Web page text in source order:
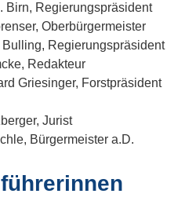
Birn, Regierungspräsident
Oberbürgermeister
Bulling, Regierungspräsident
Redakteur
Griesinger, Forstpräsident
Jurist
Bürgermeister a.D.